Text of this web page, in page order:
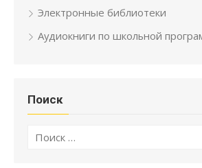
Электронные библиотеки
Аудиокниги по школьной
Поиск